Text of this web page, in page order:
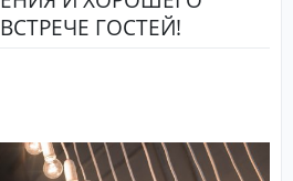
ГОСТЕЙ!